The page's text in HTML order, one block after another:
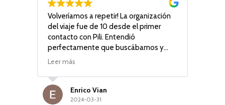
Volveríamos a repetir! La organización
del viaje fue de 10 desde el primer
contacto con Pili. Entendió
perfectamente que buscábamos y
supo recomendarnos con acierto en
viaje ha estado pendiente de si todo
iba como planeado o necesitábamos
algo diferente.
Leer más
Enrico Vian
2024-03-31